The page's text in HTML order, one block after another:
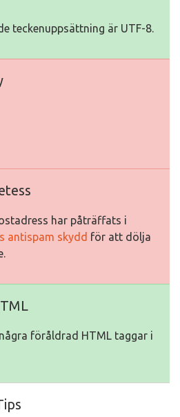
teckenuppsättning är UTF-8.
har påträffats i
antispam skydd för att dölja
föråldrad HTML taggar i